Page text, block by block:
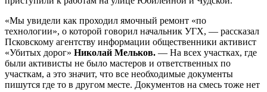
«Мы увидели как проходил ямочный ремонт «по
технологии», о которой говорил начальник УГХ, — рассказал
Псковскому агентству информации общественники активист
«Убитых дорог» Николай Мельков. — На всех участках, где
были активисты не было мастеров и ответственных по
участкам, а это значит, что все необходимые документы
пишутся где то в другом месте. Документов на смесь тоже нет